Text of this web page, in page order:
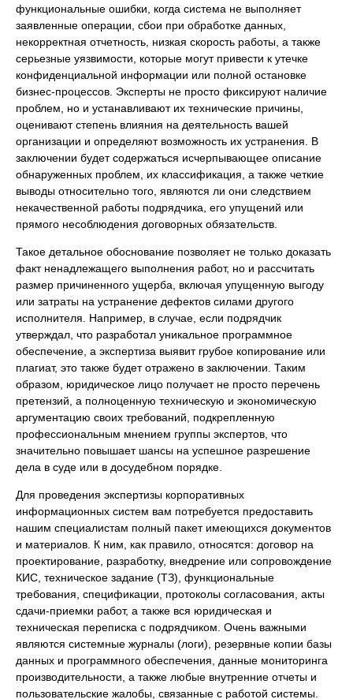
функциональные ошибки, когда система не выполняет
заявленные операции, сбои при обработке данных,
некорректная отчетность, низкая скорость работы, а также
серьезные уязвимости, которые могут привести к утечке
конфиденциальной информации или полной остановке
бизнес-процессов. Эксперты не просто фиксируют наличие
проблем, но и устанавливают их технические причины,
оценивают степень влияния на деятельность вашей
организации и определяют возможность их устранения. В
заключении будет содержаться исчерпывающее описание
обнаруженных проблем, их классификация, а также четкие
выводы относительно того, являются ли они следствием
некачественной работы подрядчика, его упущений или
прямого несоблюдения договорных обязательств.
Такое детальное обоснование позволяет не только доказать
факт ненадлежащего выполнения работ, но и рассчитать
размер причиненного ущерба, включая упущенную выгоду
или затраты на устранение дефектов силами другого
исполнителя. Например, в случае, если подрядчик
утверждал, что разработал уникальное программное
обеспечение, а экспертиза выявит грубое копирование или
плагиат, это также будет отражено в заключении. Таким
образом, юридическое лицо получает не просто перечень
претензий, а полноценную техническую и экономическую
аргументацию своих требований, подкрепленную
профессиональным мнением группы экспертов, что
значительно повышает шансы на успешное разрешение
дела в суде или в досудебном порядке.
Для проведения экспертизы корпоративных
информационных систем вам потребуется предоставить
нашим специалистам полный пакет имеющихся документов
и материалов. К ним, как правило, относятся: договор на
проектирование, разработку, внедрение или сопровождение
КИС, техническое задание (ТЗ), функциональные
требования, спецификации, протоколы согласования, акты
сдачи-приемки работ, а также вся юридическая и
техническая переписка с подрядчиком. Очень важными
являются системные журналы (логи), резервные копии базы
данных и программного обеспечения, данные мониторинга
производительности, а также любые внутренние отчеты и
пользовательские жалобы, связанные с работой системы.